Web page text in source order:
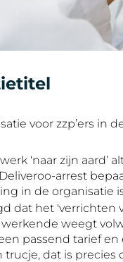
voor zzp’ers
‘naar zijn
arrest
in de organisatie
dat het
weegt
passend tarief
dat is precies